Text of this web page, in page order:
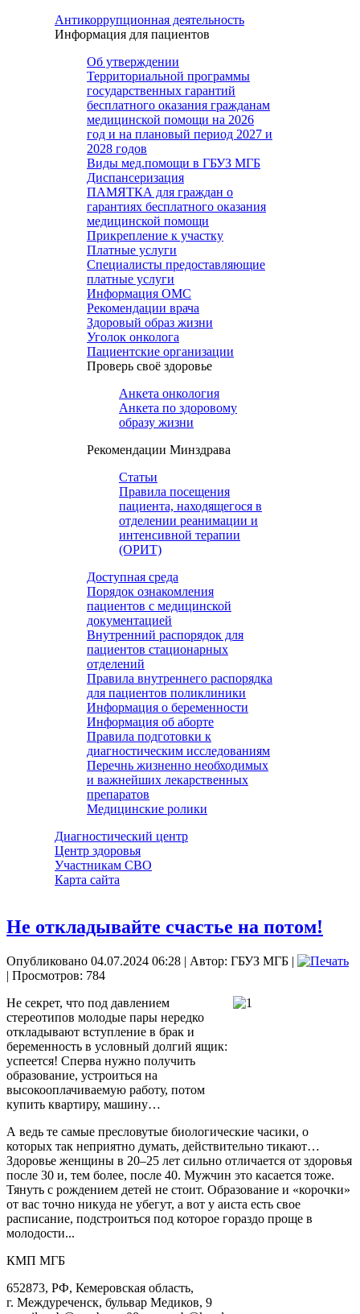
Антикоррупционная деятельность
Информация для пациентов
Об утверждении
Территориальной программы
государственных гарантий
бесплатного оказания гражданам
медицинской помощи на 2026
год и на плановый период 2027 и
2028 годов
Виды мед.помощи в ГБУЗ МГБ
Диспансеризация
ПАМЯТКА для граждан о
гарантиях бесплатного оказания
медицинской помощи
Прикрепление к участку
Платные услуги
Специалисты предоставляющие
платные услуги
Информация ОМС
Рекомендации врача
Здоровый образ жизни
Уголок онколога
Пациентские организации
Проверь своё здоровье
Анкета онкология
Анкета по здоровому
образу жизни
Рекомендации Минздрава
Статьи
Правила посещения
пациента, находящегося в
отделении реанимации и
интенсивной терапии
(ОРИТ)
Доступная среда
Порядок ознакомления
пациентов с медицинской
документацией
Внутренний распорядок для
пациентов стационарных
отделений
Правила внутреннего распорядка
для пациентов поликлиники
Информация о беременности
Информация об аборте
Правила подготовки к
диагностическим исследованиям
Перечнь жизненно необходимых
и важнейших лекарственных
препаратов
Медицинские ролики
Диагностический центр
Центр здоровья
Участникам СВО
Карта сайта
Не откладывайте счастье на потом!
Опубликовано 04.07.2024 06:28 | Автор: ГБУЗ МГБ |
| Просмотров: 784
Не секрет, что под давлением
стереотипов молодые пары нередко
откладывают вступление в брак и
беременность в условный долгий ящик:
успеется! Сперва нужно получить
образование, устроиться на
высокооплачиваемую работу, потом
купить квартиру, машину…
А ведь те самые пресловутые биологические часики, о
которых так неприятно думать, действительно тикают…
Здоровье женщины в 20–25 лет сильно отличается от здоровья
после 30 и, тем более, после 40. Мужчин это касается тоже.
Тянуть с рождением детей не стоит. Образование и «корочки»
от вас точно никуда не убегут, а вот у аиста есть свое
расписание, подстроиться под которое гораздо проще в
молодости...
КМП МГБ
652873, РФ, Кемеровская область,
г. Междуреченск, бульвар Медиков, 9